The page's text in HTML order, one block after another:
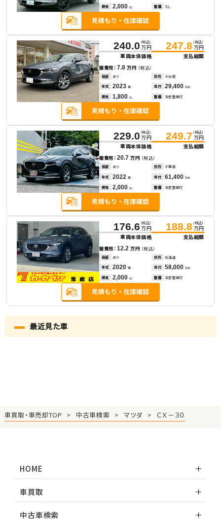
排気 2,000 cc 整備 なし
240.0 （税込）
万円
車両本体価格
247.8 （税込）
万円
支払総額
諸費用：7.8万円 （税込）
保証 あり 住所 大分県
年式 2023 年 走行 29,400 km
排気 1,800 cc 整備 法定整備付
229.0 （税込）
万円
車両本体価格
249.7 （税込）
万円
支払総額
諸費用：20.7万円 （税込）
保証 あり 住所 千葉県
年式 2022 年 走行 61,400 km
排気 2,000 cc 整備 法定整備付
176.6 （税込）
万円
車両本体価格
188.8 （税込）
万円
支払総額
諸費用：12.2万円 （税込）
保証 あり 住所 北海道
年式 2020 年 走行 58,000 km
排気 2,000 cc 整備 法定整備付
最近見た車
車買取・車売却TOP 中古車検索 マツダ ＣＸ－３０
HOME
車買取
中古車検索